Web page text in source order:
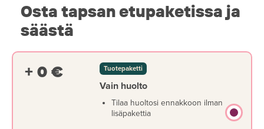
Osta tapsan etupaketissa ja
säästä
+ 0 € Tuotepaketti
Vain huolto
Tilaa huoltosi ennakkoon ilman
lisäpakettia